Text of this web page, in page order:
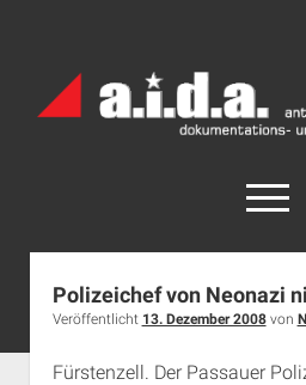
Archiv
München
open
menu
facebook
rss
Home
Aktuelles
Polizeichef von Neonazi
Veröffentlicht 13. Dezember 2008von
Fürstenzell. Der Passauer